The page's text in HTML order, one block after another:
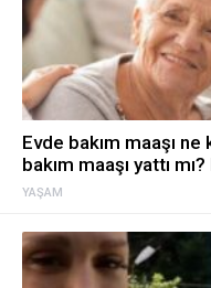
YAŞAM
Evde bakım maaşı
bakım maaşı yattı